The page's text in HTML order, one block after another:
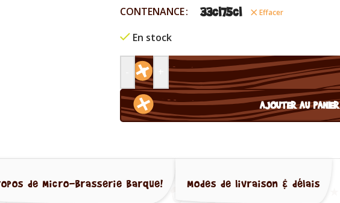
CONTENANCE 33cl75cl Effacer
En stock
AJOUTER AU PANIER
de Micro-Brasserie Barque! Modes de livraison & délais